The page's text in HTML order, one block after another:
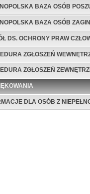
BAZA OSÓB
BAZA OSÓB
DS. OCHRONY PRAW
ZGŁOSZEŃ
ZGŁOSZEŃ
DLA OSÓB Z